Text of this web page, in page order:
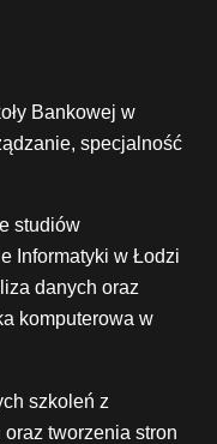
Bankowej w
specjalność
studiów
Informatyki w Łodzi
danych oraz
komputerowa w
szkoleń z
tworzenia stron